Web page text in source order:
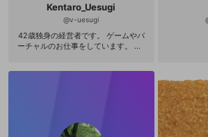
Kentaro_Uesugi
@v-uesugi
42歳独身の経営者です。 ゲームやバ
ーチャルのお仕事をしています。 DE